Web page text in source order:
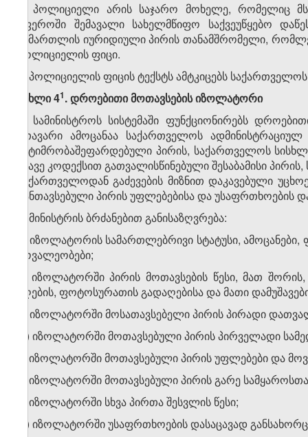
3. პოლიციელი არის საჯარო მოხელე, რომელიც
სფეროში შემავალი სახელმწიფო საქვეუწყებო
სამართლის იურიდიული პირის თანამშრომელი,
პოლიციელის ფიცი.
4. პოლიციელის ფიცის ტექსტს ამტკიცებს
მუხლი 4​1. დროებითი მოთავსების იზოლატორი
1. სამინისტროს სისტემაში ფუნქციონირებს
მთავარი ამოცანაა საქართველოს
პატიმრობაშეფარდებული პირის, საქართველოს
იმავე კოდექსით გათვალისწინებული შესაბამისი
საქართველოდან გაძევების მიზნით დაკავებული
განთავსებული პირის უფლებებისა და უსაფრთხოების
2. მინისტრის ბრძანებით განისაზღვრება:
ა) იზოლატორის სამართლებრივი სტატუსი, ამოცანები,
მოვალეობები;
ბ) იზოლატორში პირის მოთავსების წესი, მათ
აღების, ფოტოსურათის გადაღებისა და მათი
გ) იზოლატორში მოსათავსებელი პირის პირადი
დ) იზოლატორში მოთავსებული პირის პირველადი
ე) იზოლატორში მოთავსებული პირის უფლებები და
ვ) იზოლატორში მოთავსებული პირის გარე
ზ) იზოლატორში სხვა პირთა შესვლის წესი;
თ) იზოლატორში უსაფრთხოების დასაცავად